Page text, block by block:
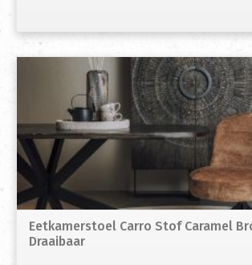
Eetkamerstoel Carro Stof Caramel
Draaibaar